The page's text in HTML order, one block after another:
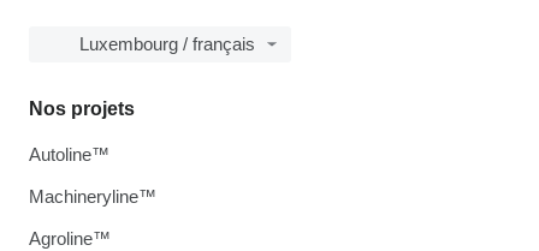
Luxembourg / français
Nos projets
Autoline™
Machineryline™
Agroline™